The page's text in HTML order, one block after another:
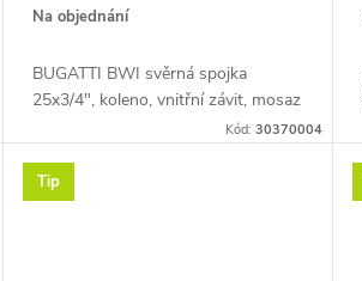
cena:
Na objednání
BUGATTI BWI svěrná spojka
25x3/4", koleno, vnitřní závit, mosaz
Kód: 30370004
Tip